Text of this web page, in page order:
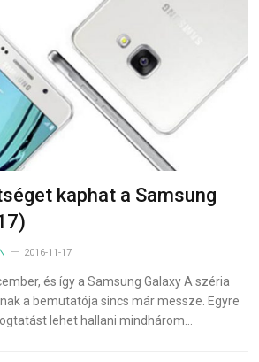
kaphat a Samsung
2016-11-17
és így a Samsung Galaxy A széria
a bemutatója sincs már messze. Egyre
lehet hallani mindhárom…